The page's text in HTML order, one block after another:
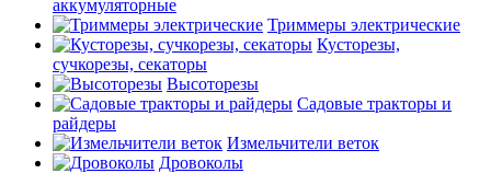
аккумуляторные
Триммеры электрические
Кусторезы,
сучкорезы, секаторы
Высоторезы
Садовые тракторы и
райдеры
Измельчители веток
Дровоколы